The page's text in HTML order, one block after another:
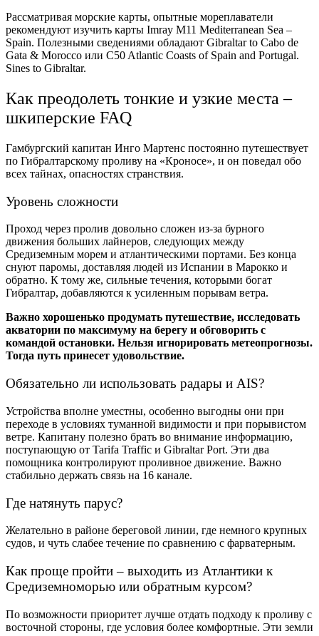
Рассматривая морские карты, опытные мореплаватели
рекомендуют изучить карты Imray M11 Mediterranean Sea –
Spain. Полезными сведениями обладают Gibraltar to Cabo de
Gata & Morocco или C50 Atlantic Coasts of Spain and Portugal.
Sines to Gibraltar.
Как преодолеть тонкие и узкие места –
шкиперские FAQ
Гамбургский капитан Инго Мартенс постоянно путешествует
по Гибралтарскому проливу на «Кроносе», и он поведал обо
всех тайнах, опасностях странствия.
Уровень сложности
Проход через пролив довольно сложен из-за бурного
движения больших лайнеров, следующих между
Средиземным морем и атлантическими портами. Без конца
снуют паромы, доставляя людей из Испании в Марокко и
обратно. К тому же, сильные течения, которыми богат
Гибралтар, добавляются к усиленным порывам ветра.
Важно хорошенько продумать путешествие, исследовать
акватории по максимуму на берегу и обговорить с
командой остановки. Нельзя игнорировать метеопрогнозы.
Тогда путь принесет удовольствие.
Обязательно ли использовать радары и AIS?
Устройства вполне уместны, особенно выгодны они при
переходе в условиях туманной видимости и при порывистом
ветре. Капитану полезно брать во внимание информацию,
поступающую от Tarifa Traffic и Gibraltar Port. Эти два
помощника контролируют проливное движение. Важно
стабильно держать связь на 16 канале.
Где натянуть парус?
Желательно в районе береговой линии, где немного крупных
судов, и чуть слабее течение по сравнению с фарватерным.
Как проще пройти – выходить из Атлантики к
Средиземноморью или обратным курсом?
По возможности приоритет лучше отдать подходу к проливу с
восточной стороны, где условия более комфортные. Эти земли